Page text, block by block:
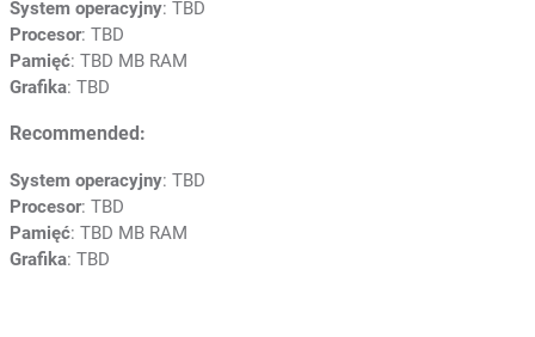
System operacyjny: TBD
Procesor: TBD
Pamięć: TBD MB RAM
Grafika: TBD
Recommended:
System operacyjny: TBD
Procesor: TBD
Pamięć: TBD MB RAM
Grafika: TBD